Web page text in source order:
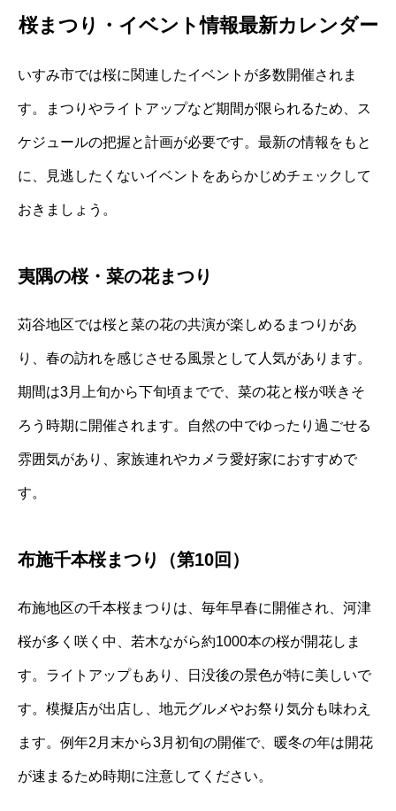
桜まつり・イベント情報最新カレンダー
いすみ市では桜に関連したイベントが多数開催されま
す。まつりやライトアップなど期間が限られるため、ス
ケジュールの把握と計画が必要です。最新の情報をもと
に、見逃したくないイベントをあらかじめチェックして
おきましょう。
夷隅の桜・菜の花まつり
苅谷地区では桜と菜の花の共演が楽しめるまつりがあ
り、春の訪れを感じさせる風景として人気があります。
期間は3月上旬から下旬頃までで、菜の花と桜が咲きそ
ろう時期に開催されます。自然の中でゆったり過ごせる
雰囲気があり、家族連れやカメラ愛好家におすすめで
す。
布施千本桜まつり（第10回）
布施地区の千本桜まつりは、毎年早春に開催され、河津
桜が多く咲く中、若木ながら約1000本の桜が開花しま
す。ライトアップもあり、日没後の景色が特に美しいで
す。模擬店が出店し、地元グルメやお祭り気分も味わえ
ます。例年2月末から3月初旬の開催で、暖冬の年は開花
が速まるため時期に注意してください。